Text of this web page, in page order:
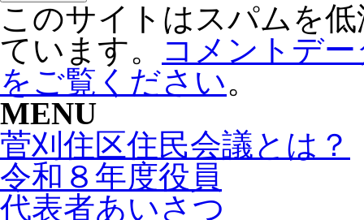
このサイトはスパムを
ています。
コメントデ
をご覧ください。
MENU
菅刈住区住民会議とは？
令和８年度役員
代表者あいさつ